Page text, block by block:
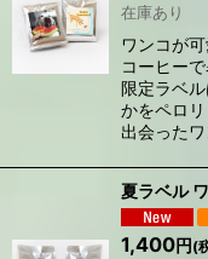
在庫あり
在庫あり
ワンコが
コーヒー
限定ラベ
かをペロ
出会った
夏ラベル
1,400円 (